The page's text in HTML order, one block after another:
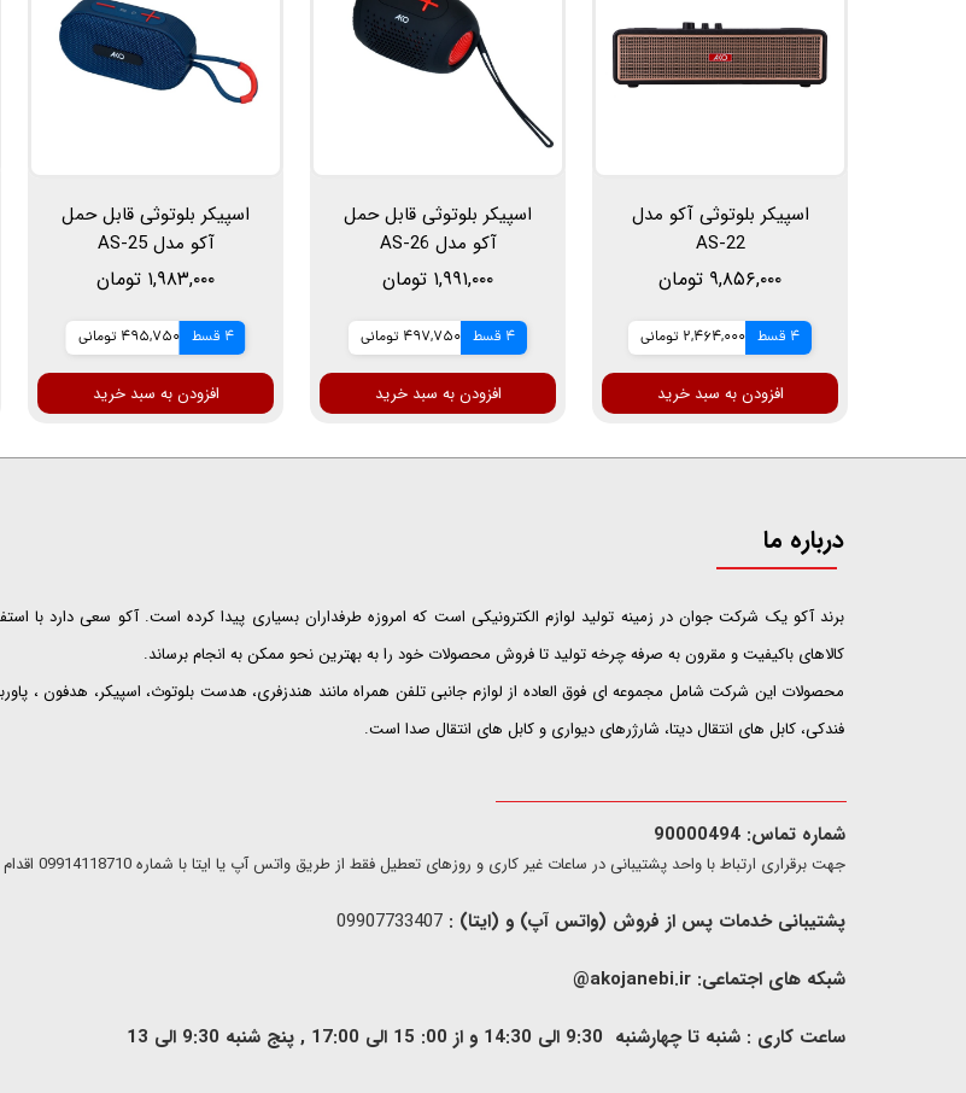
اسپیکر بلوتوثی آکو مدل
AS-22
۹,۸۵۶,۰۰۰ تومان
4 قسط 2,464,000 تومانی
افزودن به سبد خرید
اسپیکر بلوتوثی قابل حمل
آکو مدل AS-26
۱,۹۹۱,۰۰۰ تومان
4 قسط 497,750 تومانی
افزودن به سبد خرید
اسپیکر بلوتوثی قابل حمل
آکو مدل AS-25
۱,۹۸۳,۰۰۰ تومان
4 قسط 495,750 تومانی
افزودن به سبد خرید
درباره ما
​​​​​​​برند آکو یک شرکت جوان در زمینه تولید لوازم الکترونیکی است که امروزه طرفداران بسیاری پیدا کرده است. آکو سعی دارد با
کالاهای باکیفیت و مقرون به صرفه چرخه تولید تا فروش محصولات خود را به بهترین نحو ممکن به انجام برساند.
محصولات این شرکت شامل مجموعه ای فوق العاده از لوازم جانبی تلفن همراه مانند هندزفری، هدست بلوتوث، اسپیکر، هدفون ،
فندکی، کابل های انتقال دیتا، شارژرهای دیواری و کابل های انتقال صدا است.
شماره تماس: 90000494
​​جهت برقراری ارتباط با واحد پشتیبانی در ساعات غیر کاری و روزهای تعطیل فقط از طریق واتس آپ یا ایتا با شماره 09914118710 اقدام فرمایید.
پشتیبانی خدمات پس از فروش (واتس آپ) و (ایتا) :
شبکه های اجتماعی: akojanebi.ir@
ساعت کاری : شنبه تا چهارشنبه 9:30 الی 14:30 و از 00: 15 الی 17:00 , پنج شنبه 9:30 الی 13